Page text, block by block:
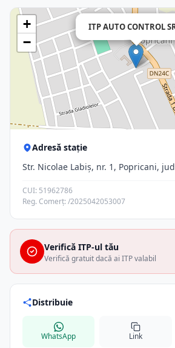
ITP AUTO CONTROL
+
−
Adresă stație
Str. Nicolae Labiş, nr. 1, Popricani,
CUI: 51962786
Reg. Comerț: /2025042053007
Verifică ITP-ul tău
Verifică gratuit dacă ai ITP valabil
Distribuie
WhatsApp Link